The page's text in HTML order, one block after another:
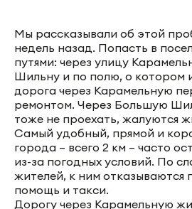
Мы рассказывали об этой
недель назад. Попасть в
путями: через улицу
Шильну и по полю, о котором
дорога через Карамельную
ремонтом. Через Большую
тоже не проехать, жалуются
Самый удобный, прямой и
города – всего 2 км – часто
из-за погодных условий. По
жителей, к ним отказываются
помощь и такси.
Дорогу через Карамельную